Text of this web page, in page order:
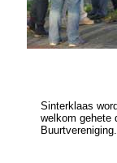
Sinterklaas
welkom gehete
Buurtvereniging.